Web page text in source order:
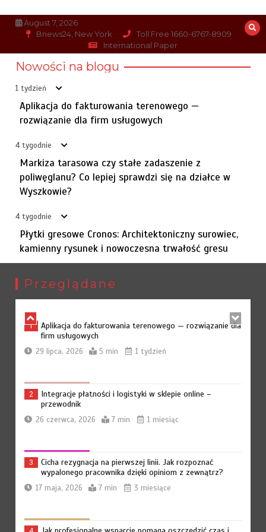
content
August 7, 2026
Bnews24, New York
Toll Free 1660-6767-8909
International Paper
Nowości na blogu
1 tydzień
Aplikacja do fakturowania terenowego —
rozwiązanie dla firm usługowych
4 tygodnie
Markiza tarasowa czy stałe zadaszenie z
poliwęglanu? Co lepiej sprawdzi się na działce w
Wyszkowie?
4 tygodnie
Płytki gresowe Cronos: Architektoniczny surowiec,
kamienny rysunek i nowoczesna trwałość gresu
Przeglądane
3
Cicha rezygnacja na pierwszej linii. Jak rozpoznać
wypalonego pracownika dzięki opiniom z zewnątrz?
4
Jak profesjonalne wsparcie pomaga oszczędzić czas i
29 kwietnia, 2026
5
Apartamenty w zakopanem – komfortowy nocleg na
2 stycznia, 2026
Naczynia ceramiczne a ekologia i trwałość
1
Aplikacja do fakturowania terenowego — rozwiązanie dla
firm usługowych
29 lipca, 2026 5 min 1 tydzień
2
Integracje płatności i logistyki w sklepie online –
przewodnik
26 czerwca, 2026 7 min 1 miesiąc
3
Cicha rezygnacja na pierwszej linii. Jak rozpoznać
wypalonego pracownika dzięki opiniom z zewnątrz?
17 maja, 2026 7 min 3 miesiące